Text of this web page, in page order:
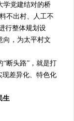
学党建结对的桥
不出村、人工不
行整体规划设
向，为太平村文
断头路”，就是打
现差异化、特色化
生